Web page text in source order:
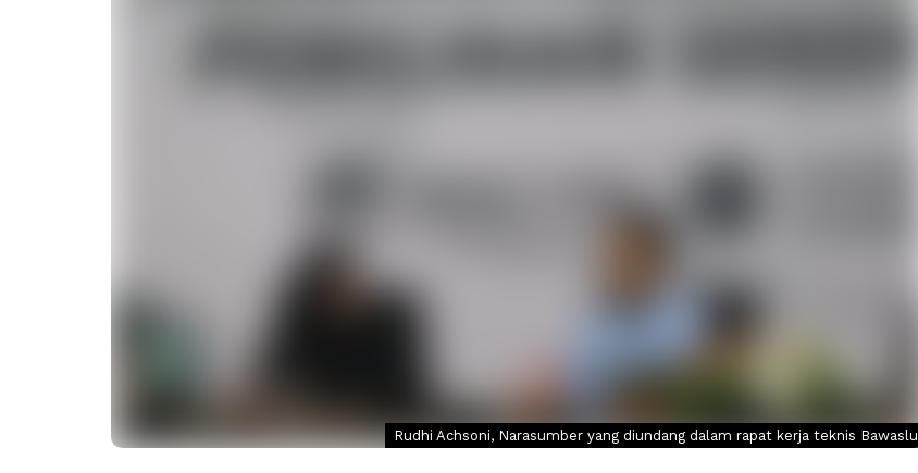
Rudhi Achsoni, Narasumber yang diundang dalam rapat kerja teknis Bawaslu